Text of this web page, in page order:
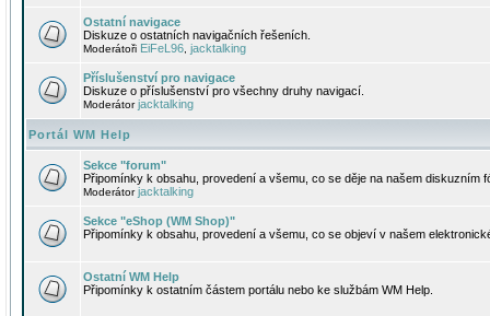
Ostatní navigace
Diskuze o ostatních navigačních řešeních.
Moderátoři EiFeL96 jacktalking
Příslušenství pro navigace
Diskuze o příslušenství pro všechny druhy navigací.
Moderátorjacktalking
Portál WM Help
Sekce "forum"
Připomínky k obsahu, provedení a všemu, co se děje na našem diskuzním
Moderátorjacktalking
Sekce "eShop (WM Shop)"
Připomínky k obsahu, provedení a všemu, co se objeví v našem
Ostatní WM Help
Připomínky k ostatním částem portálu nebo ke službám WM Help.